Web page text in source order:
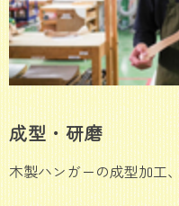
成型・研磨
木製ハンガーの成型加工